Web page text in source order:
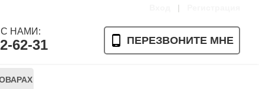
|
НАМИ:
62-31 ПЕРЕЗВОНИТЕ МНЕ